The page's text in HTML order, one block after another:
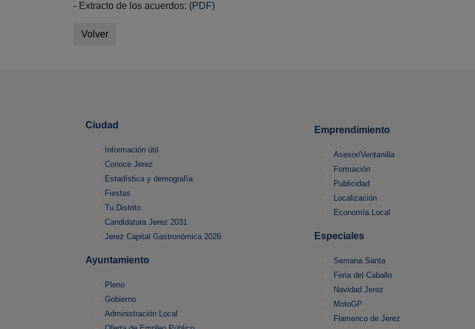
- Extracto de los acuerdos: (PDF​​​​​​​)
Volver
Ciudad
Información útil
Conoce Jerez
Estadística y demografía
Fiestas
Tu Distrito
Candidatura Jerez 2031
Jerez Capital Gastronómica 2026
Ayuntamiento
Pleno
Gobierno
Administración Local
Emprendimiento
Asesor/Ventanilla
Formación
Publicidad
Localización
Economía Local
Especiales
Semana Santa
Feria del Caballo
Navidad Jerez
MotoGP
Flamenco de Jerez